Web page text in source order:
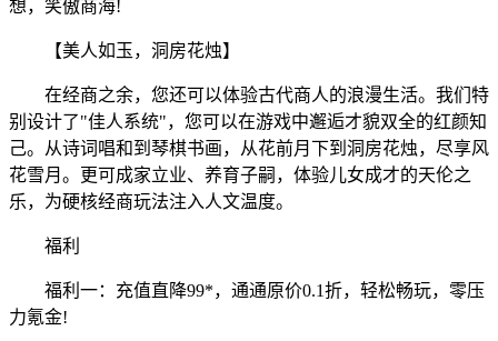
想，笑傲商海!
【美人如玉，洞房花烛】
在经商之余，您还可以体验古代商人的浪漫生活。我们特
别设计了"佳人系统"，您可以在游戏中邂逅才貌双全的红颜知
己。从诗词唱和到琴棋书画，从花前月下到洞房花烛，尽享风
花雪月。更可成家立业、养育子嗣，体验儿女成才的天伦之
乐，为硬核经商玩法注入人文温度。
福利
福利一：充值直降99*，通通原价0.1折，轻松畅玩，零压
力氪金!